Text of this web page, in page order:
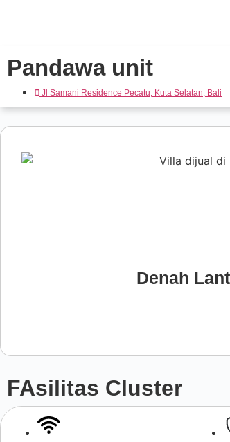
Pandawa unit
Jl Samani Residence Pecatu, Kuta Selatan, Bali
Denah
FAsilitas Cluster